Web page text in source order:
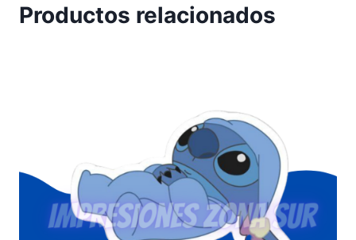
cantidad
Productos relacionados